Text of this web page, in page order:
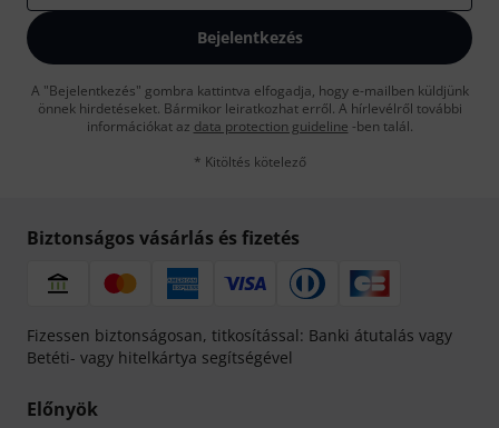
Bejelentkezés
A "Bejelentkezés" gombra kattintva elfogadja, hogy e-mailben küldjünk
önnek hirdetéseket. Bármikor leiratkozhat erről. A hírlevélről további
információkat az data protection guideline -ben talál.
* Kitöltés kötelező
Biztonságos vásárlás és fizetés
Fizessen biztonságosan, titkosítással: Banki átutalás vagy
Betéti- vagy hitelkártya segítségével
Előnyök